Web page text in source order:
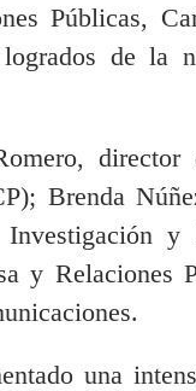
Públicas,
de la
Brenda
y
y Relaciones
una